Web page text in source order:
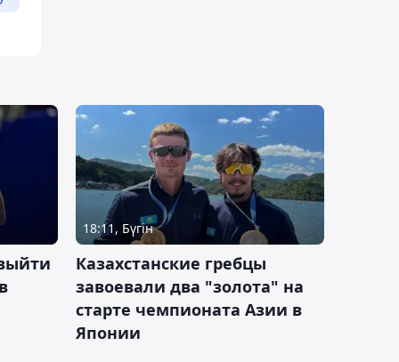
18:11, Бүгін
Казахстанские гребцы
завоевали два "золота" на
старте чемпионата Азии в
Японии